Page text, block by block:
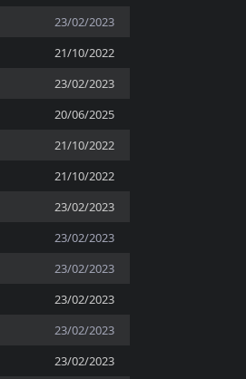
23/02/2023
21/10/2022
23/02/2023
20/06/2025
21/10/2022
21/10/2022
23/02/2023
23/02/2023
23/02/2023
23/02/2023
23/02/2023
23/02/2023